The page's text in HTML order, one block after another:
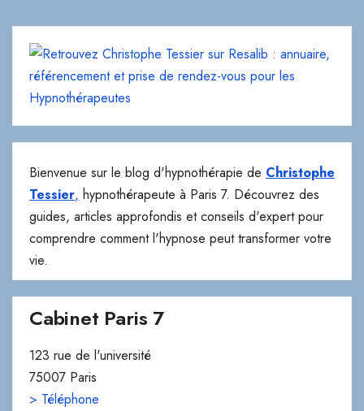
Bienvenue sur le blog d'hypnothérapie de Christophe
Tessier, hypnothérapeute à Paris 7. Découvrez des
guides, articles approfondis et conseils d'expert pour
comprendre comment l'hypnose peut transformer votre
vie.
Cabinet Paris 7
123 rue de l'université
75007 Paris
> Téléphone